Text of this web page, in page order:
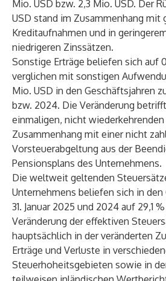
Mio. USD bzw. 2,3 Mio. USD. Der
USD stand im Zusammenhang mit
Kreditaufnahmen und in
niedrigeren Zinssätzen.
Sonstige Erträge beliefen sich auf
verglichen mit sonstigen
Mio. USD in den Geschäftsjahren
bzw. 2024. Die Veränderung
einmaligen, nicht
Zusammenhang mit einer nicht
Vorsteuerabgeltung aus der
Pensionsplans des Unternehmens.
Die weltweit geltenden
Unternehmens beliefen sich in
31. Januar 2025 und 2024 auf 29,1
Veränderung der effektiven
hauptsächlich in der veränderten
Erträge und Verluste in
Steuerhoheitsgebieten sowie in